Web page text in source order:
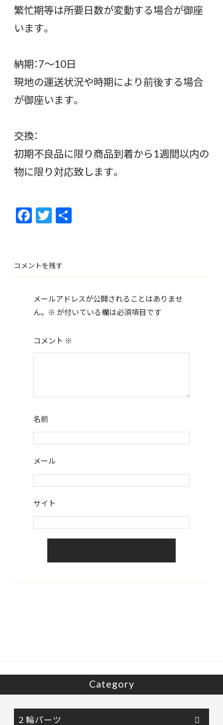
繁忙期等は所要日数が変動する場合が御座
います。
納期：7〜10日
現地の運送状況や時期により前後する場合
が御座います。
交換：
初期不良品に限り商品到着から1週間以内の
物に限り対応致します。
F
ac
b
o
o
k
T
w
er
コメントを残す
メールアドレスが公開されることはありませ
ん。 ※ が付いている欄は必須項目です
コメント ※
名前
メール
サイト
Category
２輪パーツ